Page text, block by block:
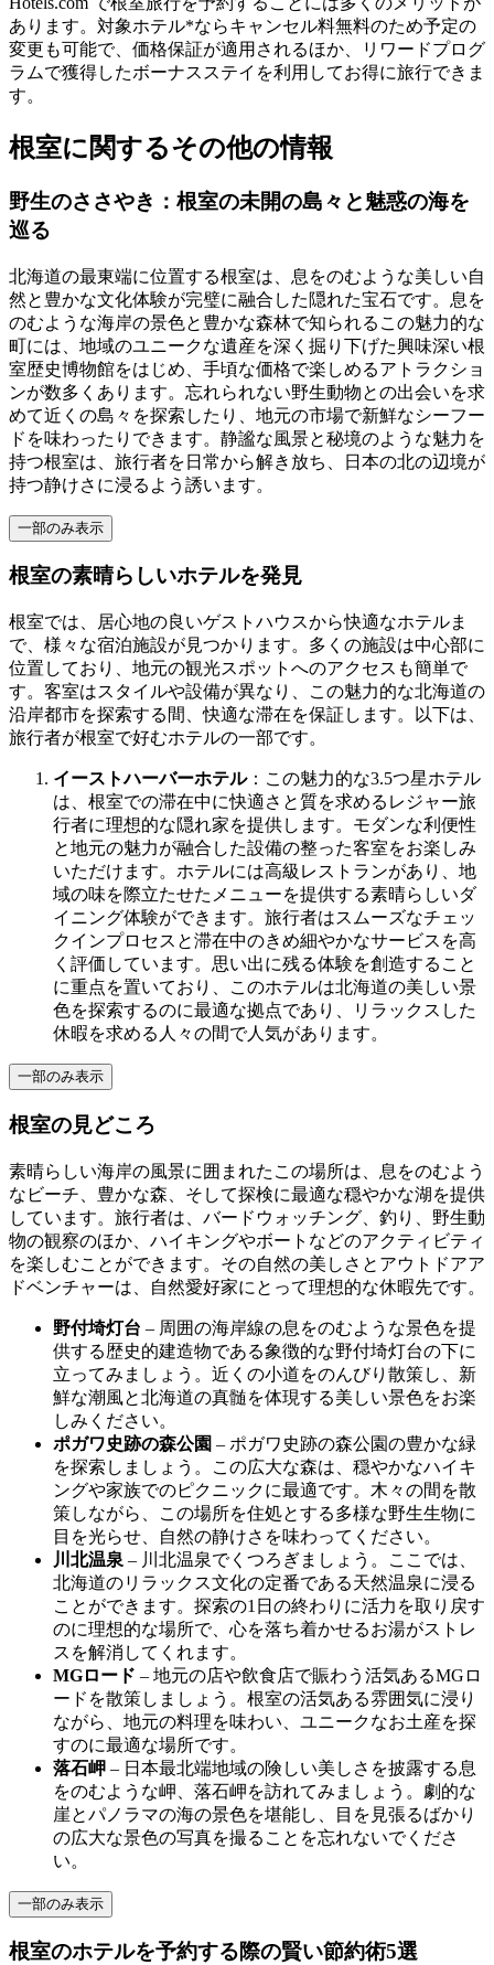
あります。対象ホテル*ならキャンセル料無料のため予定の
変更も可能で、価格保証が適用されるほか、リワードプログ
ラムで獲得したボーナスステイを利用してお得に旅行できま
す。
根室に関するその他の情報
野生のささやき：根室の未開の島々と魅惑の海を
巡る
北海道の最東端に位置する根室は、息をのむような美しい自
然と豊かな文化体験が完璧に融合した隠れた宝石です。息を
のむような海岸の景色と豊かな森林で知られるこの魅力的な
町には、地域のユニークな遺産を深く掘り下げた興味深い根
室歴史博物館をはじめ、手頃な価格で楽しめるアトラクショ
ンが数多くあります。忘れられない野生動物との出会いを求
めて近くの島々を探索したり、地元の市場で新鮮なシーフー
ドを味わったりできます。静謐な風景と秘境のような魅力を
持つ根室は、旅行者を日常から解き放ち、日本の北の辺境が
持つ静けさに浸るよう誘います。
一部のみ表示
根室の素晴らしいホテルを発見
根室では、居心地の良いゲストハウスから快適なホテルま
で、様々な宿泊施設が見つかります。多くの施設は中心部に
位置しており、地元の観光スポットへのアクセスも簡単で
す。客室はスタイルや設備が異なり、この魅力的な北海道の
沿岸都市を探索する間、快適な滞在を保証します。以下は、
旅行者が根室で好むホテルの一部です。
イーストハーバーホテル：この魅力的な3.5つ星ホテル
は、根室での滞在中に快適さと質を求めるレジャー旅
行者に理想的な隠れ家を提供します。モダンな利便性
と地元の魅力が融合した設備の整った客室をお楽しみ
いただけます。ホテルには高級レストランがあり、地
域の味を際立たせたメニューを提供する素晴らしいダ
イニング体験ができます。旅行者はスムーズなチェッ
クインプロセスと滞在中のきめ細やかなサービスを高
く評価しています。思い出に残る体験を創造すること
に重点を置いており、このホテルは北海道の美しい景
色を探索するのに最適な拠点であり、リラックスした
休暇を求める人々の間で人気があります。
一部のみ表示
根室の見どころ
素晴らしい海岸の風景に囲まれたこの場所は、息をのむよう
なビーチ、豊かな森、そして探検に最適な穏やかな湖を提供
しています。旅行者は、バードウォッチング、釣り、野生動
物の観察のほか、ハイキングやボートなどのアクティビティ
を楽しむことができます。その自然の美しさとアウトドアア
ドベンチャーは、自然愛好家にとって理想的な休暇先です。
野付埼灯台 – 周囲の海岸線の息をのむような景色を提
供する歴史的建造物である象徴的な野付埼灯台の下に
立ってみましょう。近くの小道をのんびり散策し、新
鮮な潮風と北海道の真髄を体現する美しい景色をお楽
しみください。
ポガワ史跡の森公園 – ポガワ史跡の森公園の豊かな緑
を探索しましょう。この広大な森は、穏やかなハイキ
ングや家族でのピクニックに最適です。木々の間を散
策しながら、この場所を住処とする多様な野生生物に
目を光らせ、自然の静けさを味わってください。
川北温泉 – 川北温泉でくつろぎましょう。ここでは、
北海道のリラックス文化の定番である天然温泉に浸る
ことができます。探索の1日の終わりに活力を取り戻す
のに理想的な場所で、心を落ち着かせるお湯がストレ
スを解消してくれます。
MGロード – 地元の店や飲食店で賑わう活気あるMGロ
ードを散策しましょう。根室の活気ある雰囲気に浸り
ながら、地元の料理を味わい、ユニークなお土産を探
すのに最適な場所です。
落石岬 – 日本最北端地域の険しい美しさを披露する息
をのむような岬、落石岬を訪れてみましょう。劇的な
崖とパノラマの海の景色を堪能し、目を見張るばかり
の広大な景色の写真を撮ることを忘れないでくださ
い。
一部のみ表示
根室のホテルを予約する際の賢い節約術5選